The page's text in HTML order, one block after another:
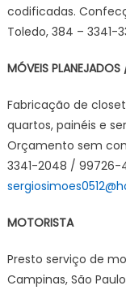
codificadas.
Toledo, 384 – 3341-
MÓVEIS PLANEJADOS
Fabricação de
quartos, painéis e
Orçamento sem
3341-2048 /
MOTORISTA
Presto serviço de
Campinas, São